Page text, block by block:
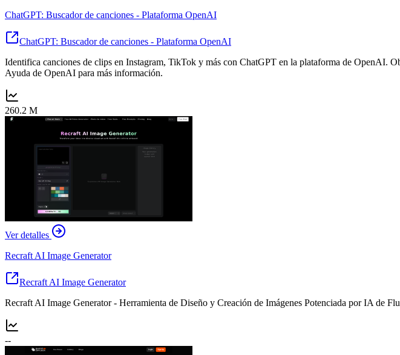
ChatGPT: Buscador de canciones - Plataforma OpenAI
ChatGPT: Buscador de canciones - Plataforma OpenAI
Identifica canciones de clips en Instagram, TikTok y más con ChatGPT en la plataforma de OpenAI.
Ayuda de OpenAI para más información.
260.2 M
Ver detalles
Recraft AI Image Generator
Recraft AI Image Generator
Recraft AI Image Generator - Herramienta de Diseño y Creación de Imágenes Potenciada por IA de
--